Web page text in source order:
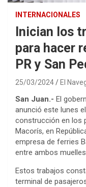
INTERNACIONALES
Inician los
para hacer
PR y San
25/03/2024 El
San Juan.- El
anunció este lunes
construcción en los
Macorís, en
empresa de ferries
entre ambos
Estos trabajos
terminal de